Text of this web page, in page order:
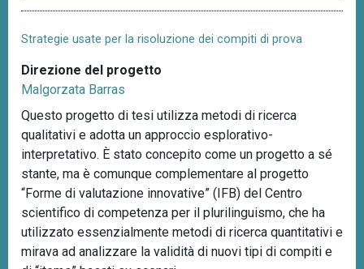
Strategie usate per la risoluzione dei compiti di prova
Direzione del progetto
Malgorzata Barras
Questo progetto di tesi utilizza metodi di ricerca
qualitativi e adotta un approccio esplorativo-
interpretativo. È stato concepito come un progetto a sé
stante, ma è comunque complementare al progetto
“Forme di valutazione innovative” (IFB) del Centro
scientifico di competenza per il plurilinguismo, che ha
utilizzato essenzialmente metodi di ricerca quantitativi e
mirava ad analizzare la validità di nuovi tipi di compiti e